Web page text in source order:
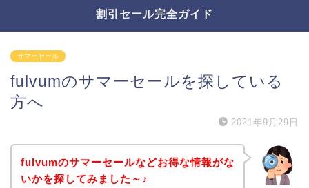
割引セール完全ガイド
サマーセール
fulvumのサマーセールを探している
方へ
2021年9月29日
fulvumのサマーセールなどお得な情報がな
いかを探してみました～♪